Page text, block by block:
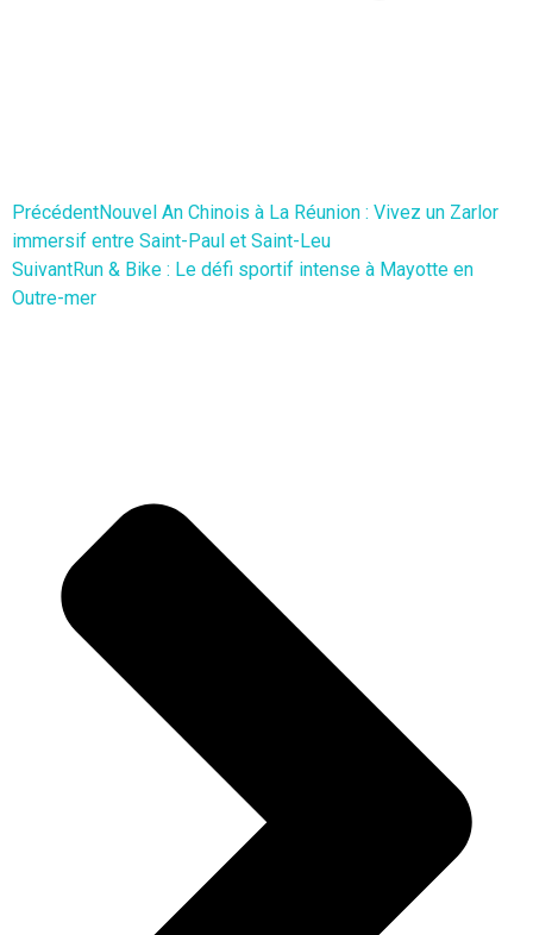
PrécédentNouvel An Chinois à La Réunion : Vivez un Zarlor
immersif entre Saint-Paul et Saint-Leu
SuivantRun & Bike : Le défi sportif intense à Mayotte en
Outre-mer